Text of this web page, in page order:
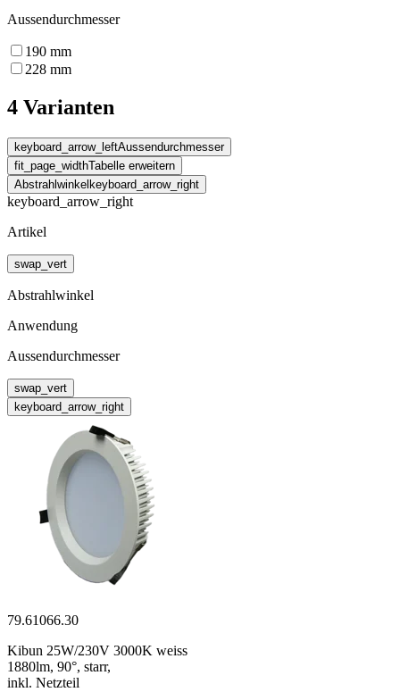
Aussendurchmesser
190 mm
228 mm
4 Varianten
keyboard_arrow_leftAussendurchmesser
fit_page_widthTabelle erweitern
Abstrahlwinkel keyboard_arrow_right
keyboard_arrow_right
Artikel
swap_vert
Abstrahlwinkel
Anwendung
Aussendurchmesser
swap_vert
keyboard_arrow_right
79.61066.30
Kibun 25W/230V 3000K weiss
1880lm, 90°, starr,
inkl. Netzteil